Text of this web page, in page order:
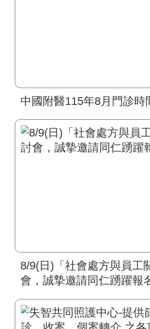
中國附醫115年8月門診時
8/9(日)「社會處方與員工
會，誠摯邀請同仁踴躍報